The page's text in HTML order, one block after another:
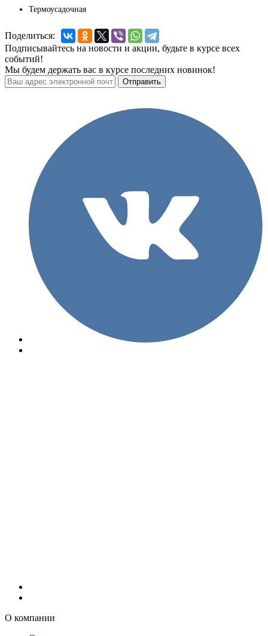
Термоусадочная
Поделиться:
Подписывайтесь на новости и акции, будьте в курсе всех
событий!
Мы будем держать вас в курсе последних новинок!
О компании